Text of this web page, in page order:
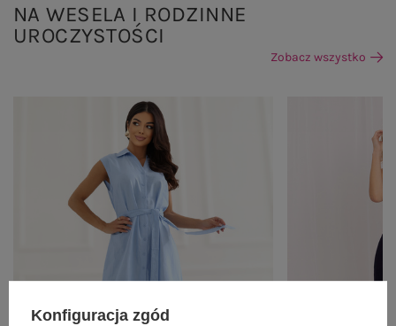
NA WESELA I RODZINNE
UROCZYSTOŚCI
Zobacz wszystko
Konfiguracja zgód